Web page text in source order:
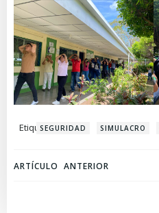
Etiquetas:SEGURIDAD SIMULACRO
Navegación
ARTÍCULO ANTERIOR